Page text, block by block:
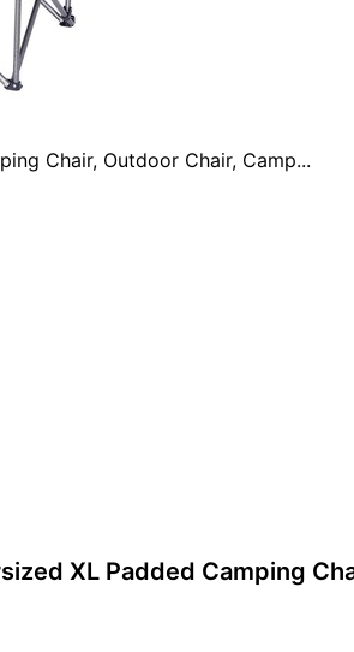
Chair, Outdoor Chair, Camp...
XL Padded Camping